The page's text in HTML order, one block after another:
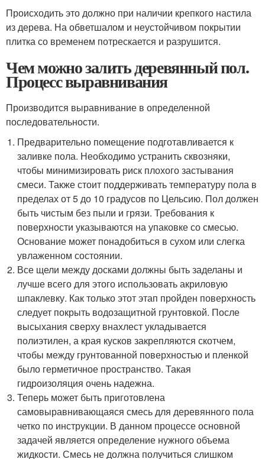
Происходить это должно при наличии крепкого настила
из дерева. На обветшалом и неустойчивом покрытии
плитка со временем потрескается и разрушится.
Чем можно залить деревянный пол.
Процесс выравнивания
Производится выравнивание в определенной
последовательности.
Предварительно помещение подготавливается к
заливке пола. Необходимо устранить сквозняки,
чтобы минимизировать риск плохого застывания
смеси. Также стоит поддерживать температуру пола в
пределах от 5 до 10 градусов по Цельсию. Пол должен
быть чистым без пыли и грязи. Требования к
поверхности указываются на упаковке со смесью.
Основание может понадобиться в сухом или слегка
увлаженном состоянии.
Все щели между досками должны быть заделаны и
лучше всего для этого использовать акриловую
шпаклевку. Как только этот этап пройден поверхность
следует покрыть водозащитной грунтовкой. После
высыхания сверху внахлест укладывается
полиэтилен, а края кусков закрепляются скотчем,
чтобы между грунтованной поверхностью и пленкой
было герметичное пространство. Такая
гидроизоляция очень надежна.
Теперь может быть приготовлена
самовыравнивающаяся смесь для деревянного пола
четко по инструкции. В данном процессе основной
задачей является определение нужного объема
жидкости. Смесь не должна получиться слишком